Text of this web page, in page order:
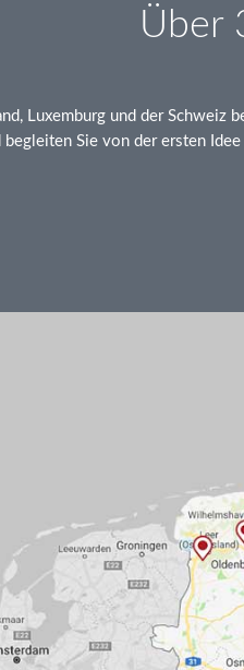
Über
Luxemburg und der Schweiz
Sie von der ersten